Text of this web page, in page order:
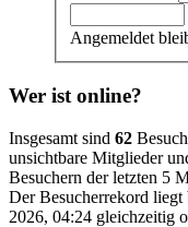
Angemeldet
Wer ist online?
Insgesamt sind 62
unsichtbare Mitglieder
Besuchern der letzten 5
Der Besucherrekord liegt
2026, 04:24 gleichzeitig